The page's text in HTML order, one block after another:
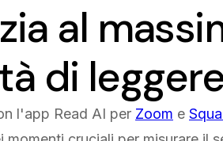
al
di
l'app Read AI per Zoom e